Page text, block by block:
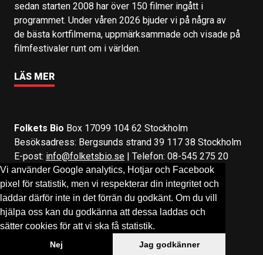
Vi använder Google analytics, Hotjar och Facebook
pixel för statistik, men vi respekterar din integritet och
laddar därför inte in det förrän du godkänt. Om du vill
hjälpa oss kan du godkänna att dessa laddas och
sätter cookies för att vi ska få statistik.
Nej Jag godkänner
sedan starten 2008 har över 150 filmer ingått i
programmet. Under våren 2026 bjuder vi på några av
de bästa kortfilmerna, uppmärksammade och visade på
filmfestivaler runt om i världen.
LÄS MER
Folkets Bio Box 17099 104 62 Stockholm
Besöksadress: Bergsunds strand 39 117 38 Stockholm
E-post: info@folketsbio.se | Telefon: 08-545 275 20
Följ oss på:Facebook&Instagram